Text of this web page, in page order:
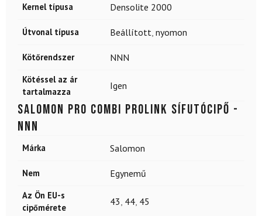
Kernel típusa Densolite 2000
Útvonal típusa Beállított nyomon
Kötőrendszer NNN
Kötéssel az ár
tartalmazza
Igen
SALOMON Pro Combi Prolink sífutócipő -
NNN
Márka Salomon
Nem Egynemű
Az Ön EU-s
cipőmérete
43 44 45